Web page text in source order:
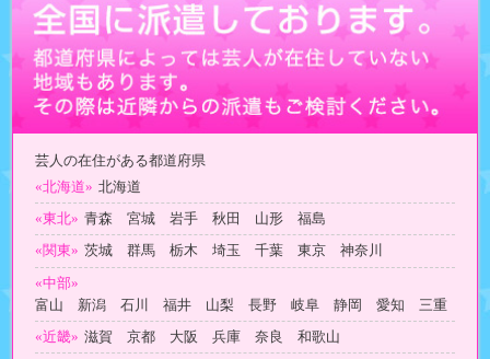
芸人の在住がある都道府県
«北海道» 北海道
«東北» 青森 宮城 岩手 秋田 山形 福島
«関東» 茨城 群馬 栃木 埼玉 千葉 東京 神奈川
«中部»
富山 新潟 石川 福井 山梨 長野 岐阜 静岡 愛知 三重
«近畿» 滋賀 京都 大阪 兵庫 奈良 和歌山